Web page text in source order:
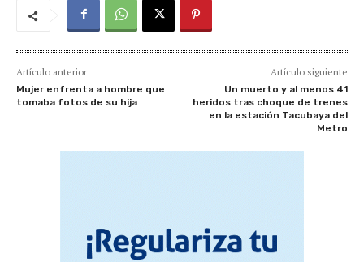
Artículo anterior
Mujer enfrenta a hombre que
tomaba fotos de su hija
Artículo siguiente
Un muerto y al menos 41
heridos tras choque de trenes
en la estación Tacubaya del
Metro